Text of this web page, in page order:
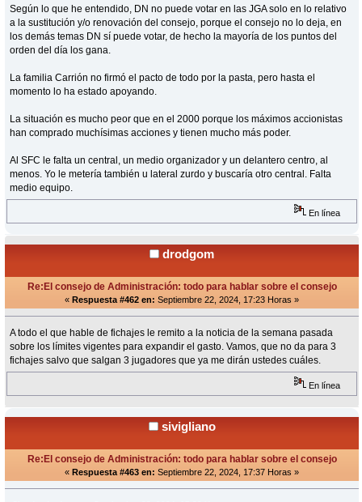
Según lo que he entendido, DN no puede votar en las JGA solo en lo relativo
a la sustitución y/o renovación del consejo, porque el consejo no lo deja, en
los demás temas DN sí puede votar, de hecho la mayoría de los puntos del
orden del día los gana.
La familia Carrión no firmó el pacto de todo por la pasta, pero hasta el
momento lo ha estado apoyando.
La situación es mucho peor que en el 2000 porque los máximos accionistas
han comprado muchísimas acciones y tienen mucho más poder.
Al SFC le falta un central, un medio organizador y un delantero centro, al
menos. Yo le metería también u lateral zurdo y buscaría otro central. Falta
medio equipo.
En línea
drodgom
Re:El consejo de Administración: todo para hablar sobre el consejo
« Respuesta #462 en: Septiembre 22, 2024, 17:23 Horas »
A todo el que hable de fichajes le remito a la noticia de la semana pasada
sobre los límites vigentes para expandir el gasto. Vamos, que no da para 3
fichajes salvo que salgan 3 jugadores que ya me dirán ustedes cuáles.
En línea
sivigliano
Re:El consejo de Administración: todo para hablar sobre el consejo
« Respuesta #463 en: Septiembre 22, 2024, 17:37 Horas »